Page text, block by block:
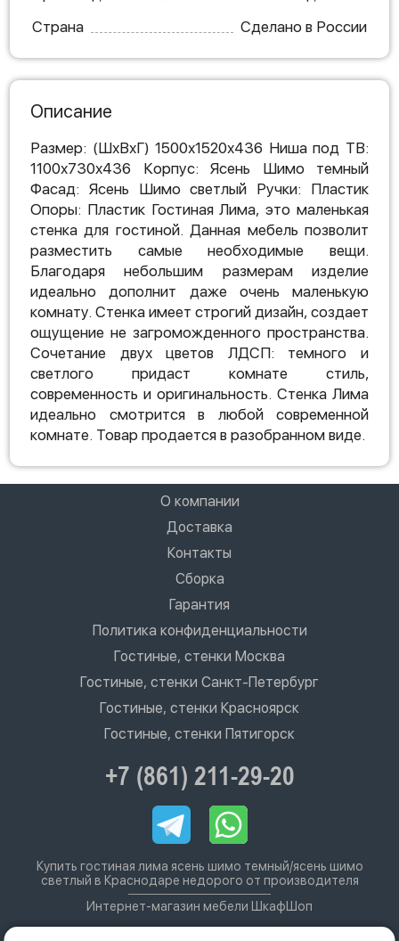
Страна
Сделано в России
Описание
Размер: (ШхВхГ) 1500х1520х436 Ниша под ТВ:
1100х730х436 Корпус: Ясень Шимо темный
Фасад: Ясень Шимо светлый Ручки: Пластик
Опоры: Пластик Гостиная Лима, это маленькая
стенка для гостиной. Данная мебель позволит
разместить самые необходимые вещи.
Благодаря небольшим размерам изделие
идеально дополнит даже очень маленькую
комнату. Стенка имеет строгий дизайн, создает
ощущение не загроможденного пространства.
Сочетание двух цветов ЛДСП: темного и
светлого придаст комнате стиль,
современность и оригинальность. Стенка Лима
идеально смотрится в любой современной
комнате. Товар продается в разобранном виде.
О компании
Доставка
Контакты
Сборка
Гарантия
Политика конфиденциальности
Гостиные, стенки Москва
Гостиные, стенки Санкт-Петербург
Гостиные, стенки Красноярск
Гостиные, стенки Пятигорск
+7 (861) 211-29-20
Купить гостиная лима ясень шимо темный/ясень шимо
светлый в Краснодаре недорого от производителя
Интернет-магазин мебели ШкафШоп